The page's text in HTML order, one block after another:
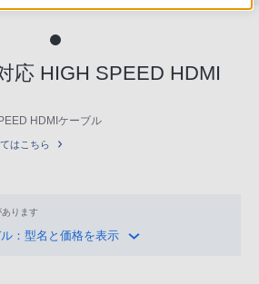
応 HIGH SPEED HDMI
HDMIケーブル
はこちら
あります
：型名と価格を表示